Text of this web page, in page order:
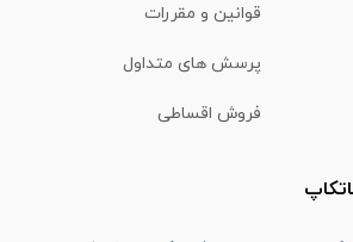
قوانین و مقررات
پرسش های متداول
فروش اقساطی